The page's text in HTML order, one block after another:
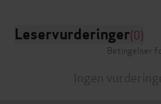
Leservurderinger(0)
Betingelser
Ingen